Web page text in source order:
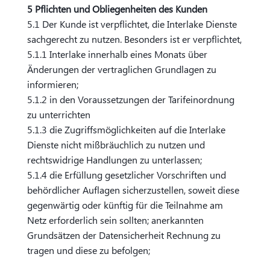
5 Pflichten und Obliegenheiten des Kunden
5.1 Der Kunde ist verpflichtet, die Interlake Dienste
sachgerecht zu nutzen. Besonders ist er verpflichtet,
5.1.1 Interlake innerhalb eines Monats über
Änderungen der vertraglichen Grundlagen zu
informieren;
5.1.2 in den Voraussetzungen der Tarifeinordnung
zu unterrichten
5.1.3 die Zugriffsmöglichkeiten auf die Interlake
Dienste nicht mißbräuchlich zu nutzen und
rechtswidrige Handlungen zu unterlassen;
5.1.4 die Erfüllung gesetzlicher Vorschriften und
behördlicher Auflagen sicherzustellen, soweit diese
gegenwärtig oder künftig für die Teilnahme am
Netz erforderlich sein sollten; anerkannten
Grundsätzen der Datensicherheit Rechnung zu
tragen und diese zu befolgen;